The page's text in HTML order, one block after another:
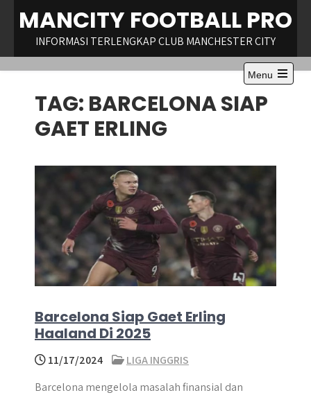
content
MANCITY FOOTBALL PRO
INFORMASI TERLENGKAP CLUB MANCHESTER CITY
Menu
Open
TAG: BARCELONA SIAP
GAET ERLING
Barcelona Siap Gaet Erling
Haaland Di 2025
11/17/2024
LIGA INGGRIS
Barcelona mengelola masalah finansial dan